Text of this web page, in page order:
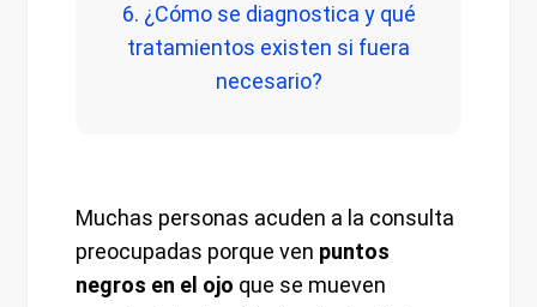
6. ¿Cómo se diagnostica y qué
tratamientos existen si fuera
necesario?
Muchas personas acuden a la consulta
preocupadas porque ven puntos
negros en el ojo que se mueven